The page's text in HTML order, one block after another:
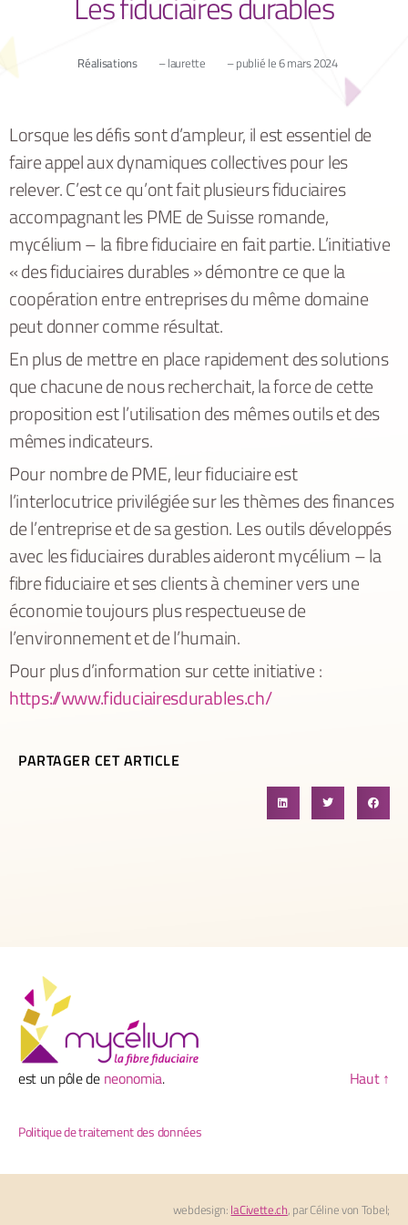
Réalisations –laurette – publié le6 mars 2024
Lorsque les défis sont d’ampleur, il est essentiel de
faire appel aux dynamiques collectives pour les
relever. C’est ce qu’ont fait plusieurs fiduciaires
accompagnant les PME de Suisse romande,
mycélium – la fibre fiduciaire en fait partie. L’initiative
« des fiduciaires durables » démontre ce que la
coopération entre entreprises du même domaine
peut donner comme résultat.
En plus de mettre en place rapidement des solutions
que chacune de nous recherchait, la force de cette
proposition est l’utilisation des mêmes outils et des
mêmes indicateurs.
Pour nombre de PME, leur fiduciaire est
l’interlocutrice privilégiée sur les thèmes des finances
de l’entreprise et de sa gestion. Les outils développés
avec les fiduciaires durables aideront mycélium – la
fibre fiduciaire et ses clients à cheminer vers une
économie toujours plus respectueuse de
l’environnement et de l’humain.
Pour plus d’information sur cette initiative :
https://www.fiduciairesdurables.ch/
PARTAGER CET ARTICLE
est un pôle de neonomia.
Politique de traitement des données
Haut ↑
webdesign: laCivette.ch, par Céline von Tobel;